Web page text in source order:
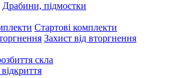
Драбини, підмостки
Стартові комплекти
Захист від вторгнення
скла